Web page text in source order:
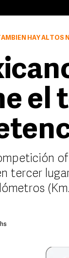
HAY ALTOS NIVELES
el
tercer